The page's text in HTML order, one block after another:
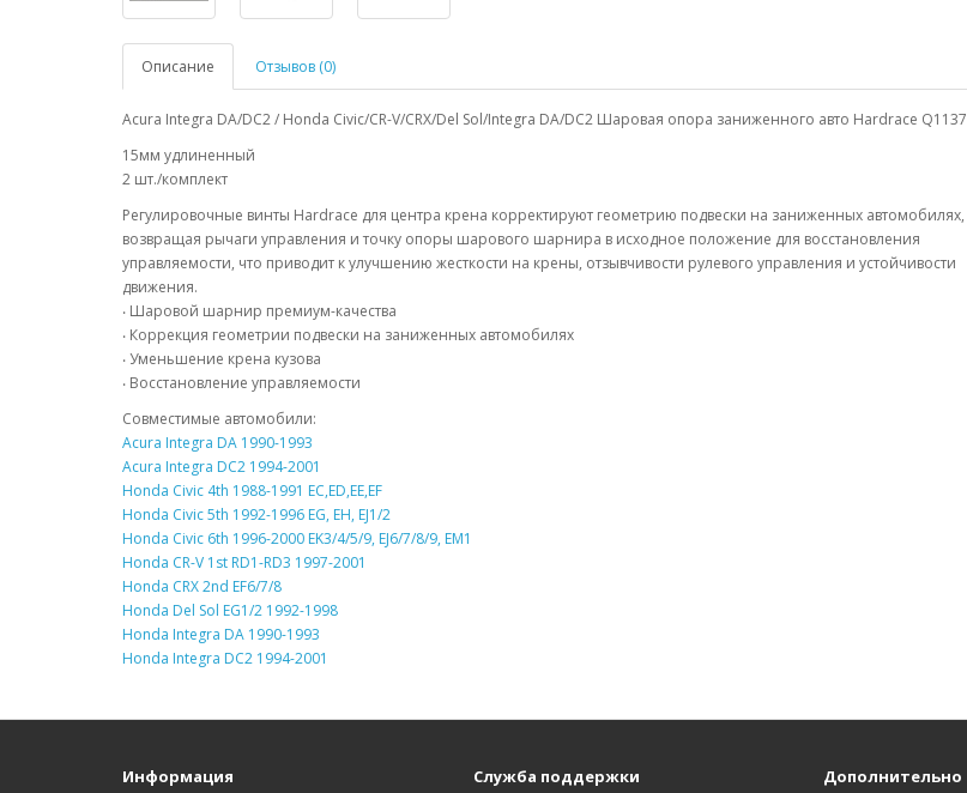
Описание Отзывов (0)
Acura Integra DA/DC2 / Honda Civic/CR-V/CRX/Del Sol/Integra DA/DC2 Шаровая опора заниженного авто Hardrace Q1137
15мм удлиненный
2 шт./комплект
Регулировочные винты Hardrace для центра крена корректируют геометрию подвески на заниженных автомобилях,
возвращая рычаги управления и точку опоры шарового шарнира в исходное положение для восстановления
управляемости, что приводит к улучшению жесткости на крены, отзывчивости рулевого управления и устойчивости
движения.
‧ Шаровой шарнир премиум-качества
‧ Коррекция геометрии подвески на заниженных автомобилях
‧ Уменьшение крена кузова
‧ Восстановление управляемости
Совместимые автомобили:
Acura Integra DA 1990-1993
Acura Integra DC2 1994-2001
Honda Civic 4th 1988-1991 EC,ED,EE,EF
Honda Civic 5th 1992-1996 EG, EH, EJ1/2
Honda Civic 6th 1996-2000 EK3/4/5/9, EJ6/7/8/9, EM1
Honda CR-V 1st RD1-RD3 1997-2001
Honda CRX 2nd EF6/7/8
Honda Del Sol EG1/2 1992-1998
Honda Integra DA 1990-1993
Honda Integra DC2 1994-2001
Информация Служба поддержки Дополнительно